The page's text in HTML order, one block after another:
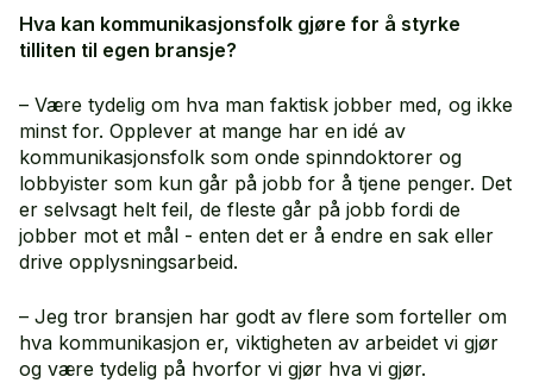
Hva kan kommunikasjonsfolk gjøre for å styrke
tilliten til egen bransje?
– Være tydelig om hva man faktisk jobber med, og ikke
minst for. Opplever at mange har en idé av
kommunikasjonsfolk som onde spinndoktorer og
lobbyister som kun går på jobb for å tjene penger. Det
er selvsagt helt feil, de fleste går på jobb fordi de
jobber mot et mål - enten det er å endre en sak eller
drive opplysningsarbeid.
– Jeg tror bransjen har godt av flere som forteller om
hva kommunikasjon er, viktigheten av arbeidet vi gjør
og være tydelig på hvorfor vi gjør hva vi gjør.